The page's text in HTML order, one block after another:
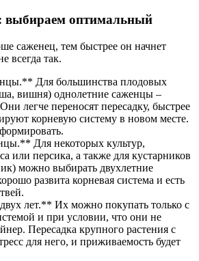
выбираем оптимальный
саженец, тем быстрее он начнет
всегда так.
Для большинства плодовых
вишня) однолетние саженцы –
легче переносят пересадку, быстрее
корневую систему в новом месте.
Для некоторых культур,
или персика, а также для кустарников
можно выбирать двухлетние
развита корневая система и есть
лет.** Их можно покупать только с
и при условии, что они не
Пересадка крупного растения с
для него, и приживаемость будет